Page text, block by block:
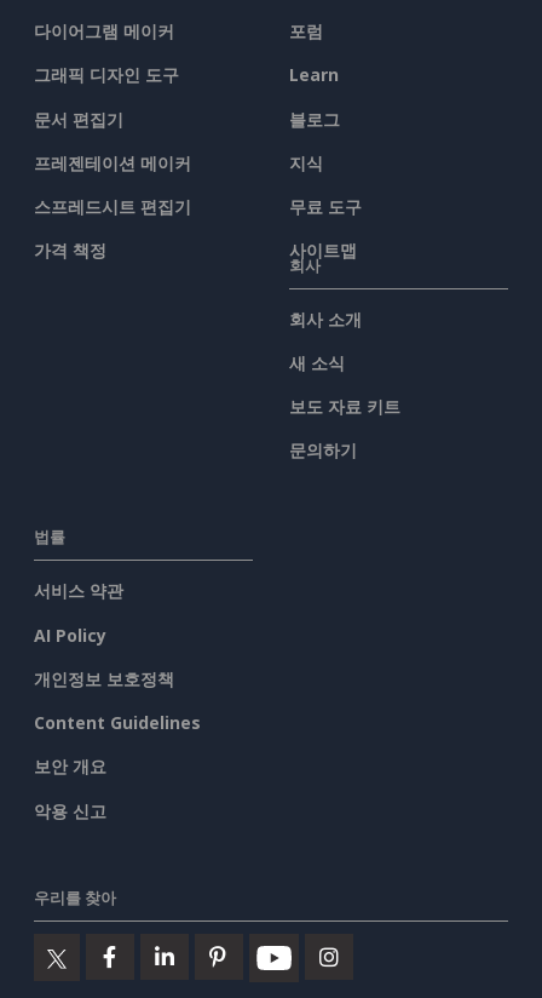
다이어그램 메이커
그래픽 디자인 도구
문서 편집기
프레젠테이션 메이커
스프레드시트 편집기
가격 책정
포럼
Learn
블로그
지식
무료 도구
사이트맵
회사
회사 소개
새 소식
보도 자료 키트
문의하기
법률
서비스 약관
AI Policy
개인정보 보호정책
Content Guidelines
보안 개요
악용 신고
우리를 찾아